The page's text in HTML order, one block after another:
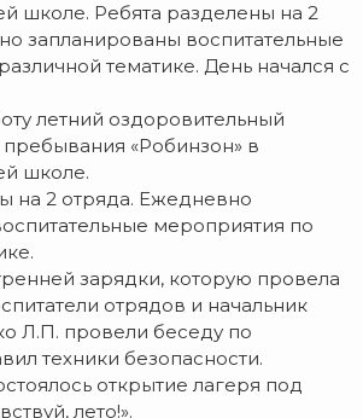
школе. Ребята разделены на 2
запланированы воспитательные
тематике. День начался с
летний оздоровительный
«Робинзон» в
школе.
на 2 отряда. Ежедневно
мероприятия по
зарядки, которую провела
отрядов и начальник
Л.П. провели беседу по
техники безопасности.
открытие лагеря под
лето!».